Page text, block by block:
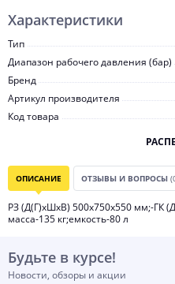
Характеристики
Тип
Диапазон рабочего давления (бар)
Бренд
Артикул производителя
Код товара
ОПИСАНИЕ ОТЗЫВЫ И ВОПРОСЫ
РЗ (Д(Г)хШхВ) 500х750х550 мм;-ГК
масса-135 кг;емкость-80 л
Будьте в курсе!
Новости, обзоры и акции